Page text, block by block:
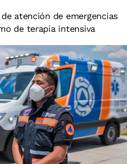
atención de emergencias
de terapia intensiva